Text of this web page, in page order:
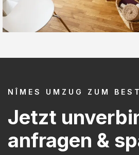
NÎMES UMZUG ZUM
Jetzt
anfragen &